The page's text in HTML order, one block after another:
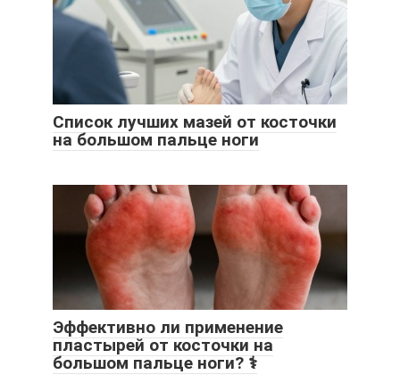
Список лучших мазей от косточки
на большом пальце ноги
Эффективно ли применение
пластырей от косточки на
большом пальце ноги? ⚕️